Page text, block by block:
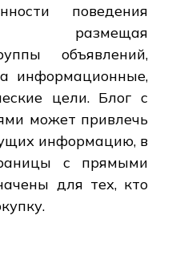
поведения
размещая
объявлений,
информационные,
цели. Блог с
может привлечь
информацию, в
с прямыми
для тех, кто